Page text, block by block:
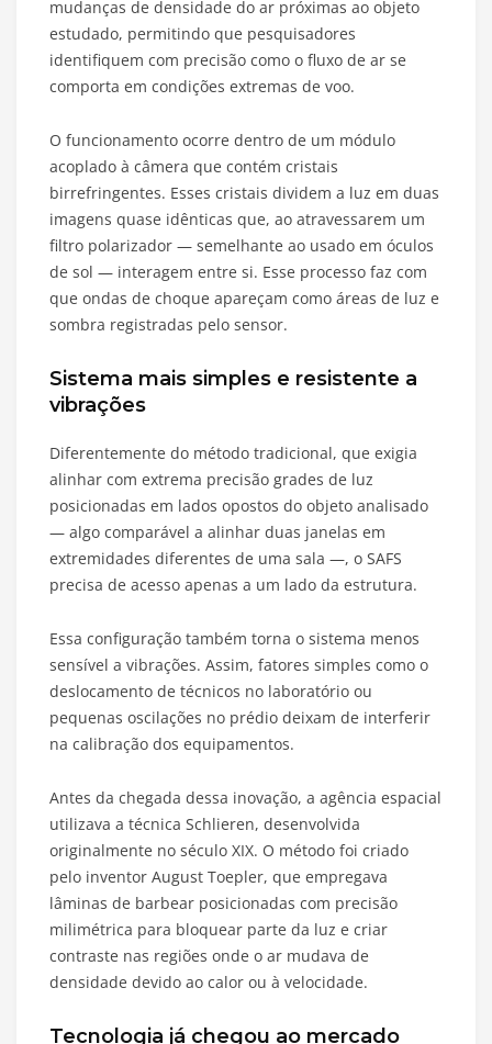
mudanças de densidade do ar próximas ao objeto
estudado, permitindo que pesquisadores
identifiquem com precisão como o fluxo de ar se
comporta em condições extremas de voo.
O funcionamento ocorre dentro de um módulo
acoplado à câmera que contém cristais
birrefringentes. Esses cristais dividem a luz em duas
imagens quase idênticas que, ao atravessarem um
filtro polarizador — semelhante ao usado em óculos
de sol — interagem entre si. Esse processo faz com
que ondas de choque apareçam como áreas de luz e
sombra registradas pelo sensor.
Sistema mais simples e resistente a
vibrações
Diferentemente do método tradicional, que exigia
alinhar com extrema precisão grades de luz
posicionadas em lados opostos do objeto analisado
— algo comparável a alinhar duas janelas em
extremidades diferentes de uma sala —, o SAFS
precisa de acesso apenas a um lado da estrutura.
Essa configuração também torna o sistema menos
sensível a vibrações. Assim, fatores simples como o
deslocamento de técnicos no laboratório ou
pequenas oscilações no prédio deixam de interferir
na calibração dos equipamentos.
Antes da chegada dessa inovação, a agência espacial
utilizava a técnica Schlieren, desenvolvida
originalmente no século XIX. O método foi criado
pelo inventor August Toepler, que empregava
lâminas de barbear posicionadas com precisão
milimétrica para bloquear parte da luz e criar
contraste nas regiões onde o ar mudava de
densidade devido ao calor ou à velocidade.
Tecnologia já chegou ao mercado